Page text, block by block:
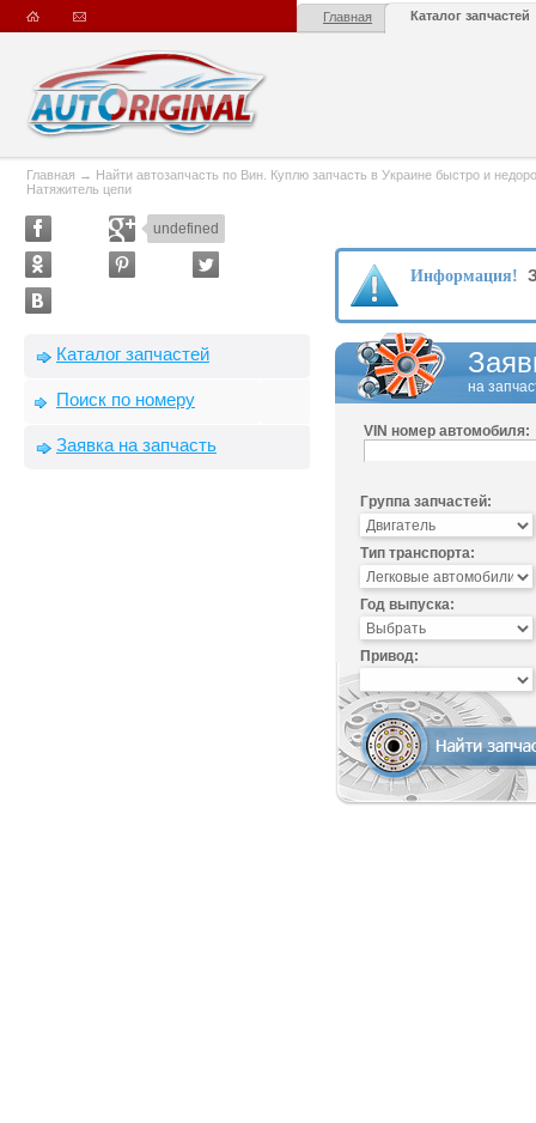
Главная Каталог запчастей
Главная → Найти автозапчасть по Вин. Куплю запчасть в Украине быстро и
Натяжитель цепи
undefined
Каталог запчастей
Поиск по номеру
Заявка на запчасть
Информация!
на
VIN номер автомобиля:
Группа запчастей:
Тип транспорта:
Год выпуска:
Привод: